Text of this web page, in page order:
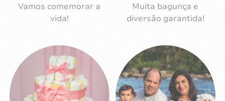
Vamos comemorar a
vida!
Muita bagunça e
diversão garantida!